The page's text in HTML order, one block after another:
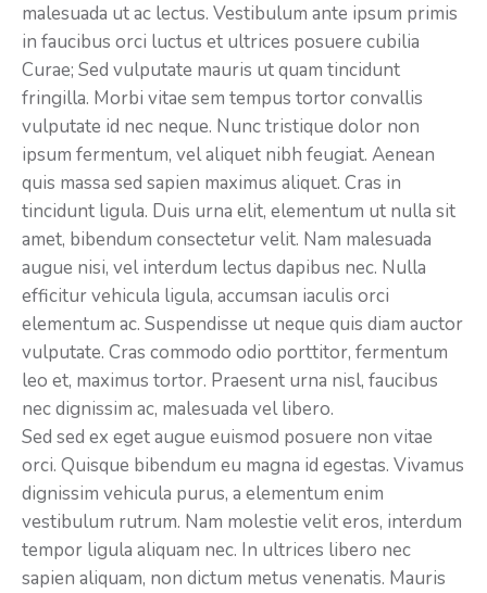
malesuada ut ac lectus. Vestibulum ante ipsum primis
in faucibus orci luctus et ultrices posuere cubilia
Curae; Sed vulputate mauris ut quam tincidunt
fringilla. Morbi vitae sem tempus tortor convallis
vulputate id nec neque. Nunc tristique dolor non
ipsum fermentum, vel aliquet nibh feugiat. Aenean
quis massa sed sapien maximus aliquet. Cras in
tincidunt ligula. Duis urna elit, elementum ut nulla sit
amet, bibendum consectetur velit. Nam malesuada
augue nisi, vel interdum lectus dapibus nec. Nulla
efficitur vehicula ligula, accumsan iaculis orci
elementum ac. Suspendisse ut neque quis diam auctor
vulputate. Cras commodo odio porttitor, fermentum
leo et, maximus tortor. Praesent urna nisl, faucibus
nec dignissim ac, malesuada vel libero.
Sed sed ex eget augue euismod posuere non vitae
orci. Quisque bibendum eu magna id egestas. Vivamus
dignissim vehicula purus, a elementum enim
vestibulum rutrum. Nam molestie velit eros, interdum
tempor ligula aliquam nec. In ultrices libero nec
sapien aliquam, non dictum metus venenatis. Mauris